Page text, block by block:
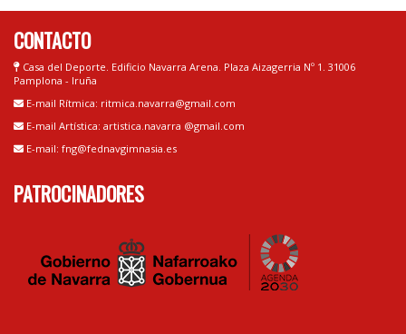
CONTACTO
Casa del Deporte. Edificio Navarra Arena. Plaza Aizagerria Nº 1. 31006
Pamplona - Iruña
E-mail Rítmica: ritmica.navarra@gmail.com
E-mail Artística: artistica.navarra @gmail.com
E-mail: fng@fednavgimnasia.es
PATROCINADORES